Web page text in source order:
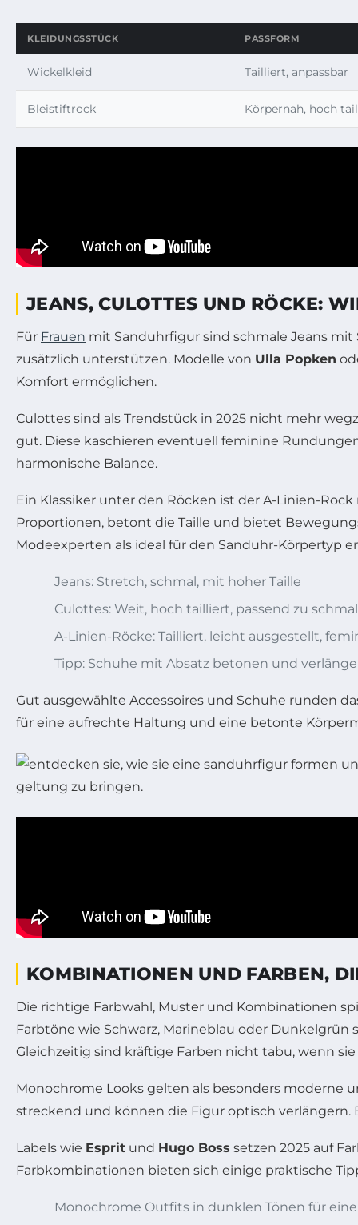
KLEIDUNGSSTÜCK PASSFORM
Wickelkleid Tailliert, anpassbar
Bleistiftrock Körpernah, hoch
JEANS, CULOTTES UND RÖCKE:
Für Frauen mit Sanduhrfigur sind schmale Jeans
zusätzlich unterstützen. Modelle von Ulla Popken
Komfort ermöglichen.
Culottes sind als Trendstück in 2025 nicht mehr
gut. Diese kaschieren eventuell feminine
harmonische Balance.
Ein Klassiker unter den Röcken ist der A-Linien-
Proportionen, betont die Taille und bietet
Modeexperten als ideal für den Sanduhr-Körpertyp
Jeans: Stretch, schmal, mit hoher Taille
Culottes: Weit, hoch tailliert, passend zu
A-Linien-Röcke: Tailliert, leicht ausgestellt,
Tipp: Schuhe mit Absatz betonen und
Gut ausgewählte Accessoires und Schuhe runden
für eine aufrechte Haltung und eine betonte
KOMBINATIONEN UND FARBEN,
Die richtige Farbwahl, Muster und Kombinationen
Farbtöne wie Schwarz, Marineblau oder
Gleichzeitig sind kräftige Farben nicht tabu, wenn
Monochrome Looks gelten als besonders moderne
streckend und können die Figur optisch
Labels wie Esprit und Hugo Boss setzen 2025 auf
Farbkombinationen bieten sich einige praktische
Monochrome Outfits in dunklen Tönen für